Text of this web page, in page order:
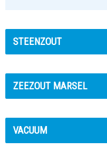
STEENZOUT
ZEEZOUT MARSEL
VACUUM